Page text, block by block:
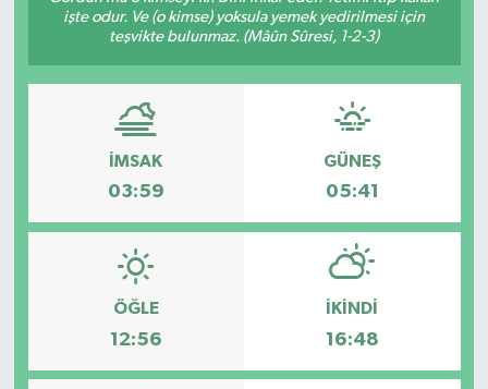
işte odur. Ve (o kimse) yoksula yemek yedirilmesi için
teşvikte bulunmaz. (Mâûn Sûresi, 1-2-3)
İMSAK
03:59
GÜNEŞ
05:41
ÖĞLE
12:56
İKINDI
16:48
Türkiye